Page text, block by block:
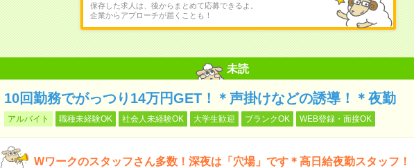
保存した求人は、後からまとめて応募できるよ。
企業からアプローチが届くことも！
未読
10回勤務でがっつり14万円GET！＊声掛けなどの誘導！＊夜勤
アルバイト 職種未経験OK 社会人未経験OK 大学生歓迎 ブランクOK WEB登録・面接OK
Wワークのスタッフさん多数！深夜は「穴場」です＊高日給夜勤スタッフ！